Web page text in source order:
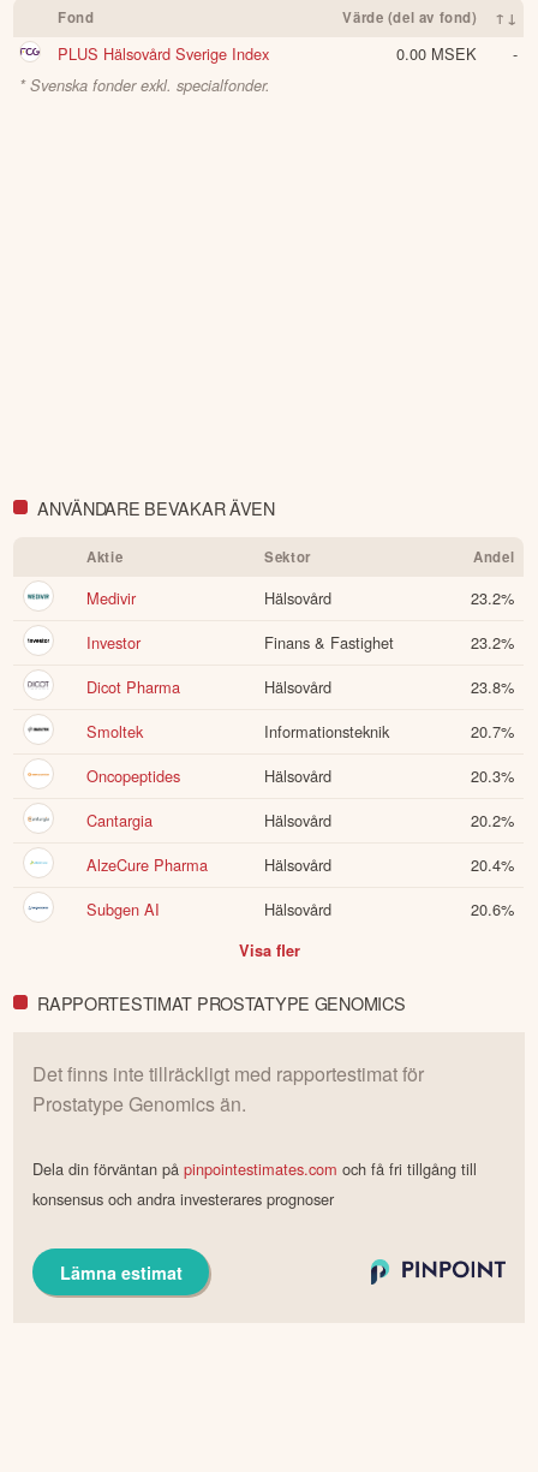
Fond Värde (del av fond) ↑↓
PLUS Hälsovård Sverige Index 0.00 MSEK -
* Svenska fonder exkl. specialfonder.
ANVÄNDARE BEVAKAR ÄVEN
Aktie Sektor Andel
Medivir Hälsovård 23.2%
Investor
Finans & Fastighet 23.2%
Dicot Pharma
Hälsovård 23.8%
Smoltek
Informationsteknik 20.7%
Oncopeptides
Hälsovård 20.3%
Cantargia
Hälsovård 20.2%
AlzeCure Pharma
Hälsovård 20.4%
Subgen AI
Hälsovård 20.6%
Visa fler
RAPPORTESTIMAT PROSTATYPE GENOMICS
Det finns inte tillräckligt med rapportestimat för
Prostatype Genomicsän.
Dela din förväntan påpinpointestimates.com och få fri tillgång till
konsensus och andra investerares prognoser
Lämna estimat